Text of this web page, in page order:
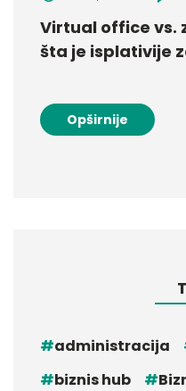
Virtual office vs.
šta je isplativije
Opširnije
administracija
biznis hub